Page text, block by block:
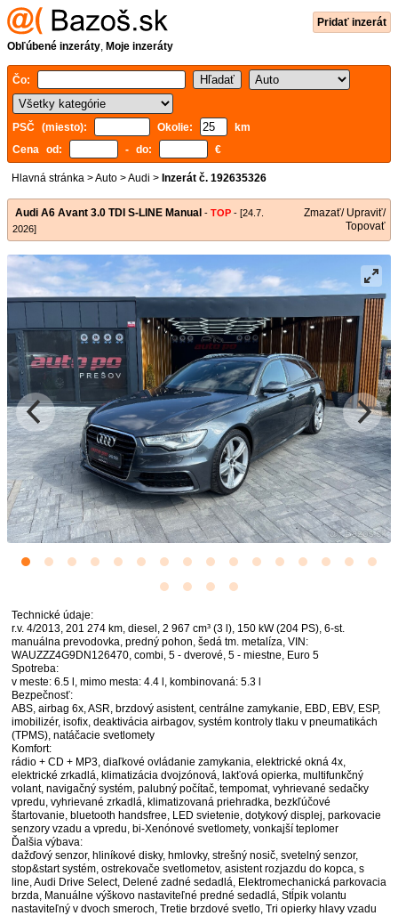
Pridať inzerát
Obľúbené inzeráty, Moje inzeráty
Čo:
PSČ (miesto): Okolie:
km
Cena od:
- do: €
Hlavná stránka >Auto >Audi > Inzerát č. 192635326
Audi A6 Avant 3.0 TDI S-LINE Manual - TOP - [24.7.
2026]
Zmazať/ Upraviť/
Topovať
Technické údaje:
r.v. 4/2013, 201 274 km, diesel, 2 967 cm³ (3 l), 150 kW (204 PS), 6-st.
manuálna prevodovka, predný pohon, šedá tm. metalíza, VIN:
WAUZZZ4G9DN126470, combi, 5 - dverové, 5 - miestne, Euro 5
Spotreba:
v meste: 6.5 l, mimo mesta: 4.4 l, kombinovaná: 5.3 l
Bezpečnosť:
ABS, airbag 6x, ASR, brzdový asistent, centrálne zamykanie, EBD, EBV, ESP,
imobilizér, isofix, deaktivácia airbagov, systém kontroly tlaku v pneumatikách
(TPMS), natáčacie svetlomety
Komfort:
rádio + CD + MP3, diaľkové ovládanie zamykania, elektrické okná 4x,
elektrické zrkadlá, klimatizácia dvojzónová, lakťová opierka, multifunkčný
volant, navigačný systém, palubný počítač, tempomat, vyhrievané sedačky
vpredu, vyhrievané zrkadlá, klimatizovaná priehradka, bezkľúčové
štartovanie, bluetooth handsfree, LED svietenie, dotykový displej, parkovacie
senzory vzadu a vpredu, bi-Xenónové svetlomety, vonkajší teplomer
Ďalšia výbava:
dažďový senzor, hliníkové disky, hmlovky, strešný nosič, svetelný senzor,
stop&start systém, ostrekovače svetlometov, asistent rozjazdu do kopca, s
line, Audi Drive Select, Delené zadné sedadlá, Elektromechanická parkovacia
brzda, Manuálne výškovo nastaviteľné predné sedadlá, Stĺpik volantu
nastaviteľný v dvoch smeroch, Tretie brzdové svetlo, Tri opierky hlavy vzadu